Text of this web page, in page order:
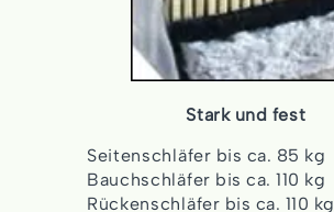
Stark und fest
Seitenschläfer bis ca. 85 kg
Bauchschläfer bis ca. 110 kg
Rückenschläfer bis ca. 110 kg